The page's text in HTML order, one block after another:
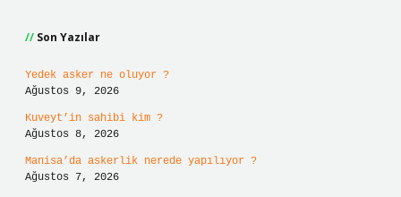
Son Yazılar
Yedek asker ne oluyor ?
Ağustos 9, 2026
Kuveyt’in sahibi kim ?
Ağustos 8, 2026
Manisa’da askerlik nerede yapılıyor ?
Ağustos 7, 2026